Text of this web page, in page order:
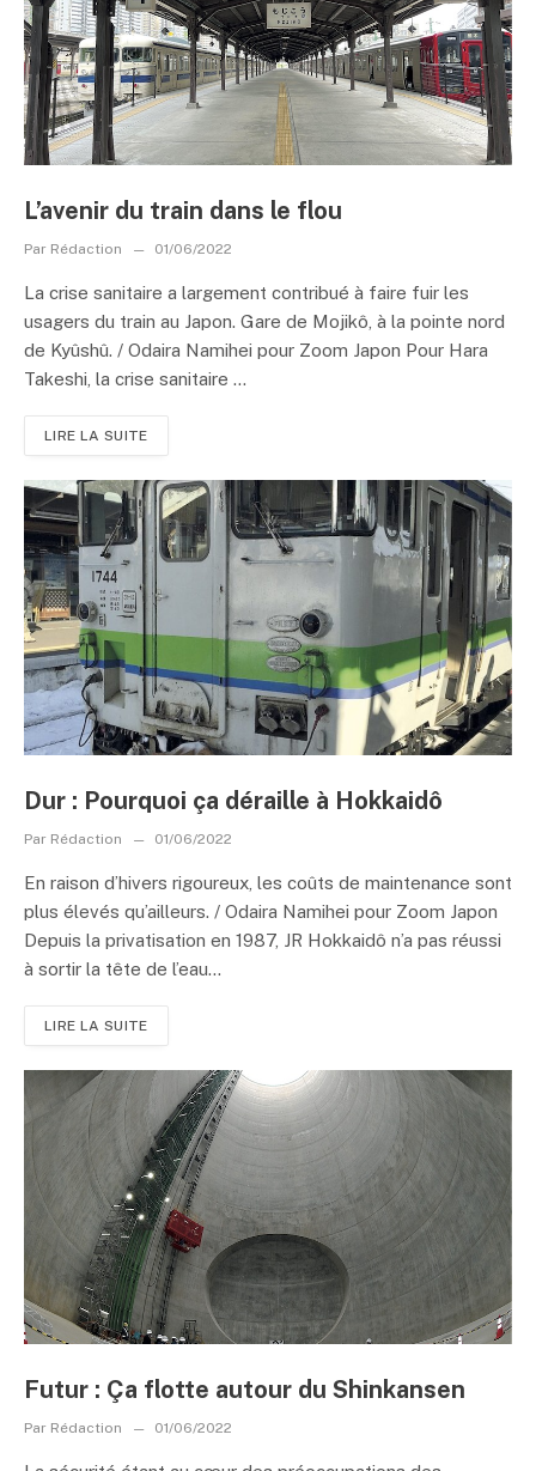
L’avenir du train dans le flou
Par Rédaction 01/06/2022
La crise sanitaire a largement contribué à faire fuir les
usagers du train au Japon. Gare de Mojikô, à la pointe nord
de Kyûshû. / Odaira Namihei pour Zoom Japon Pour Hara
Takeshi, la crise sanitaire ...
LIRE LA SUITE
Dur : Pourquoi ça déraille à Hokkaidô
Par Rédaction 01/06/2022
En raison d’hivers rigoureux, les coûts de maintenance sont
plus élevés qu’ailleurs. / Odaira Namihei pour Zoom Japon
Depuis la privatisation en 1987, JR Hokkaidô n’a pas réussi
à sortir la tête de l’eau...
LIRE LA SUITE
Futur : Ça flotte autour du Shinkansen
Par Rédaction 01/06/2022